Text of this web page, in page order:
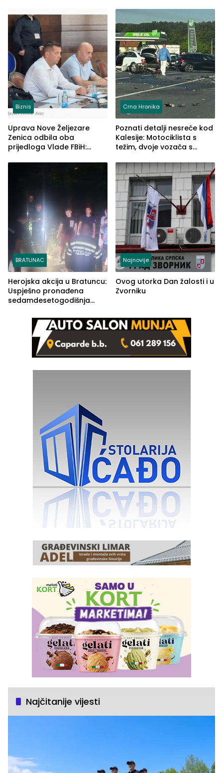
Biznis
Uprava Nove Željezare
Zenica odbila oba
prijedloga Vlade FBiH:
rješenje
Crna Hronika
Poznati detalji nesreće kod
Kalesije: Motociklista s
težim, dvoje vozača s
BRATUNAC
Herojska akcija u Bratuncu:
Uspješno pronađena
sedamdesetogodišnja
Kravice.
Najnovije
Ovog utorka Dan žalosti i u
Zvorniku
Najčitanije vijesti